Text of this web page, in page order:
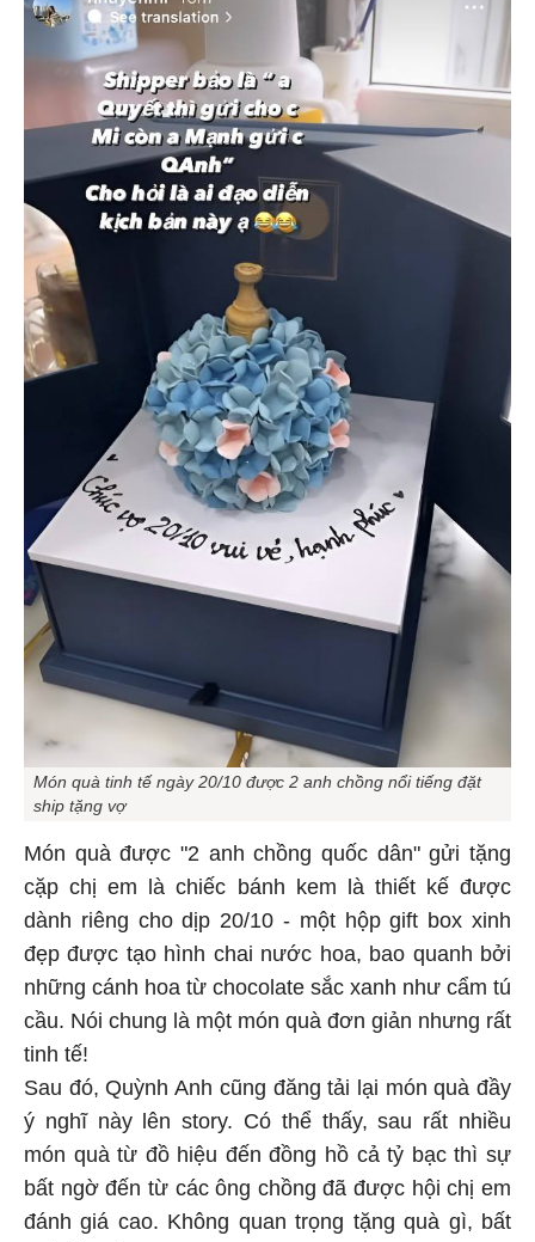
Món quà tinh tế ngày 20/10 được 2 anh chồng nổi tiếng đặt
ship tặng vợ
Món quà được "2 anh chồng quốc dân" gửi tặng
cặp chị em là chiếc bánh kem là thiết kế được
dành riêng cho dịp 20/10 - một hộp gift box xinh
đẹp được tạo hình chai nước hoa, bao quanh bởi
những cánh hoa từ chocolate sắc xanh như cẩm tú
cầu. Nói chung là một món quà đơn giản nhưng rất
tinh tế!
Sau đó, Quỳnh Anh cũng đăng tải lại món quà đầy
ý nghĩ này lên story. Có thể thấy, sau rất nhiều
món quà từ đồ hiệu đến đồng hồ cả tỷ bạc thì sự
bất ngờ đến từ các ông chồng đã được hội chị em
đánh giá cao. Không quan trọng tặng quà gì, bất